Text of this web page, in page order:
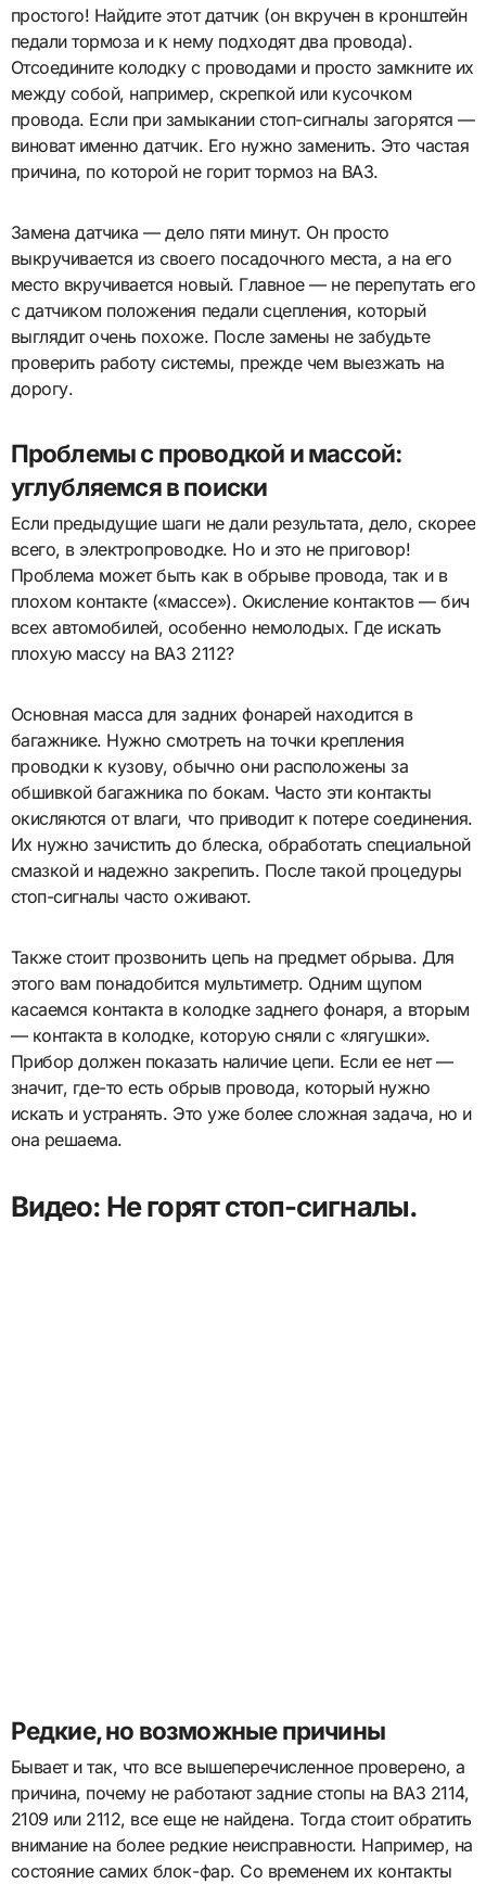
простого! Найдите этот датчик (он вкручен в кронштейн
педали тормоза и к нему подходят два провода).
Отсоедините колодку с проводами и просто замкните их
между собой, например, скрепкой или кусочком
провода. Если при замыкании стоп-сигналы загорятся —
виноват именно датчик. Его нужно заменить. Это частая
причина, по которой не горит тормоз на ВАЗ.
Замена датчика — дело пяти минут. Он просто
выкручивается из своего посадочного места, а на его
место вкручивается новый. Главное — не перепутать его
с датчиком положения педали сцепления, который
выглядит очень похоже. После замены не забудьте
проверить работу системы, прежде чем выезжать на
дорогу.
Проблемы с проводкой и массой:
углубляемся в поиски
Если предыдущие шаги не дали результата, дело, скорее
всего, в электропроводке. Но и это не приговор!
Проблема может быть как в обрыве провода, так и в
плохом контакте («массе»). Окисление контактов — бич
всех автомобилей, особенно немолодых. Где искать
плохую массу на ВАЗ 2112?
Основная масса для задних фонарей находится в
багажнике. Нужно смотреть на точки крепления
проводки к кузову, обычно они расположены за
обшивкой багажника по бокам. Часто эти контакты
окисляются от влаги, что приводит к потере соединения.
Их нужно зачистить до блеска, обработать специальной
смазкой и надежно закрепить. После такой процедуры
стоп-сигналы часто оживают.
Также стоит прозвонить цепь на предмет обрыва. Для
этого вам понадобится мультиметр. Одним щупом
касаемся контакта в колодке заднего фонаря, а вторым
— контакта в колодке, которую сняли с «лягушки».
Прибор должен показать наличие цепи. Если ее нет —
значит, где-то есть обрыв провода, который нужно
искать и устранять. Это уже более сложная задача, но и
она решаема.
Видео: Не горят стоп-сигналы.
Редкие, но возможные причины
Бывает и так, что все вышеперечисленное проверено, а
причина, почему не работают задние стопы на ВАЗ 2114,
2109 или 2112, все еще не найдена. Тогда стоит обратить
внимание на более редкие неисправности. Например, на
состояние самих блок-фар. Со временем их контакты